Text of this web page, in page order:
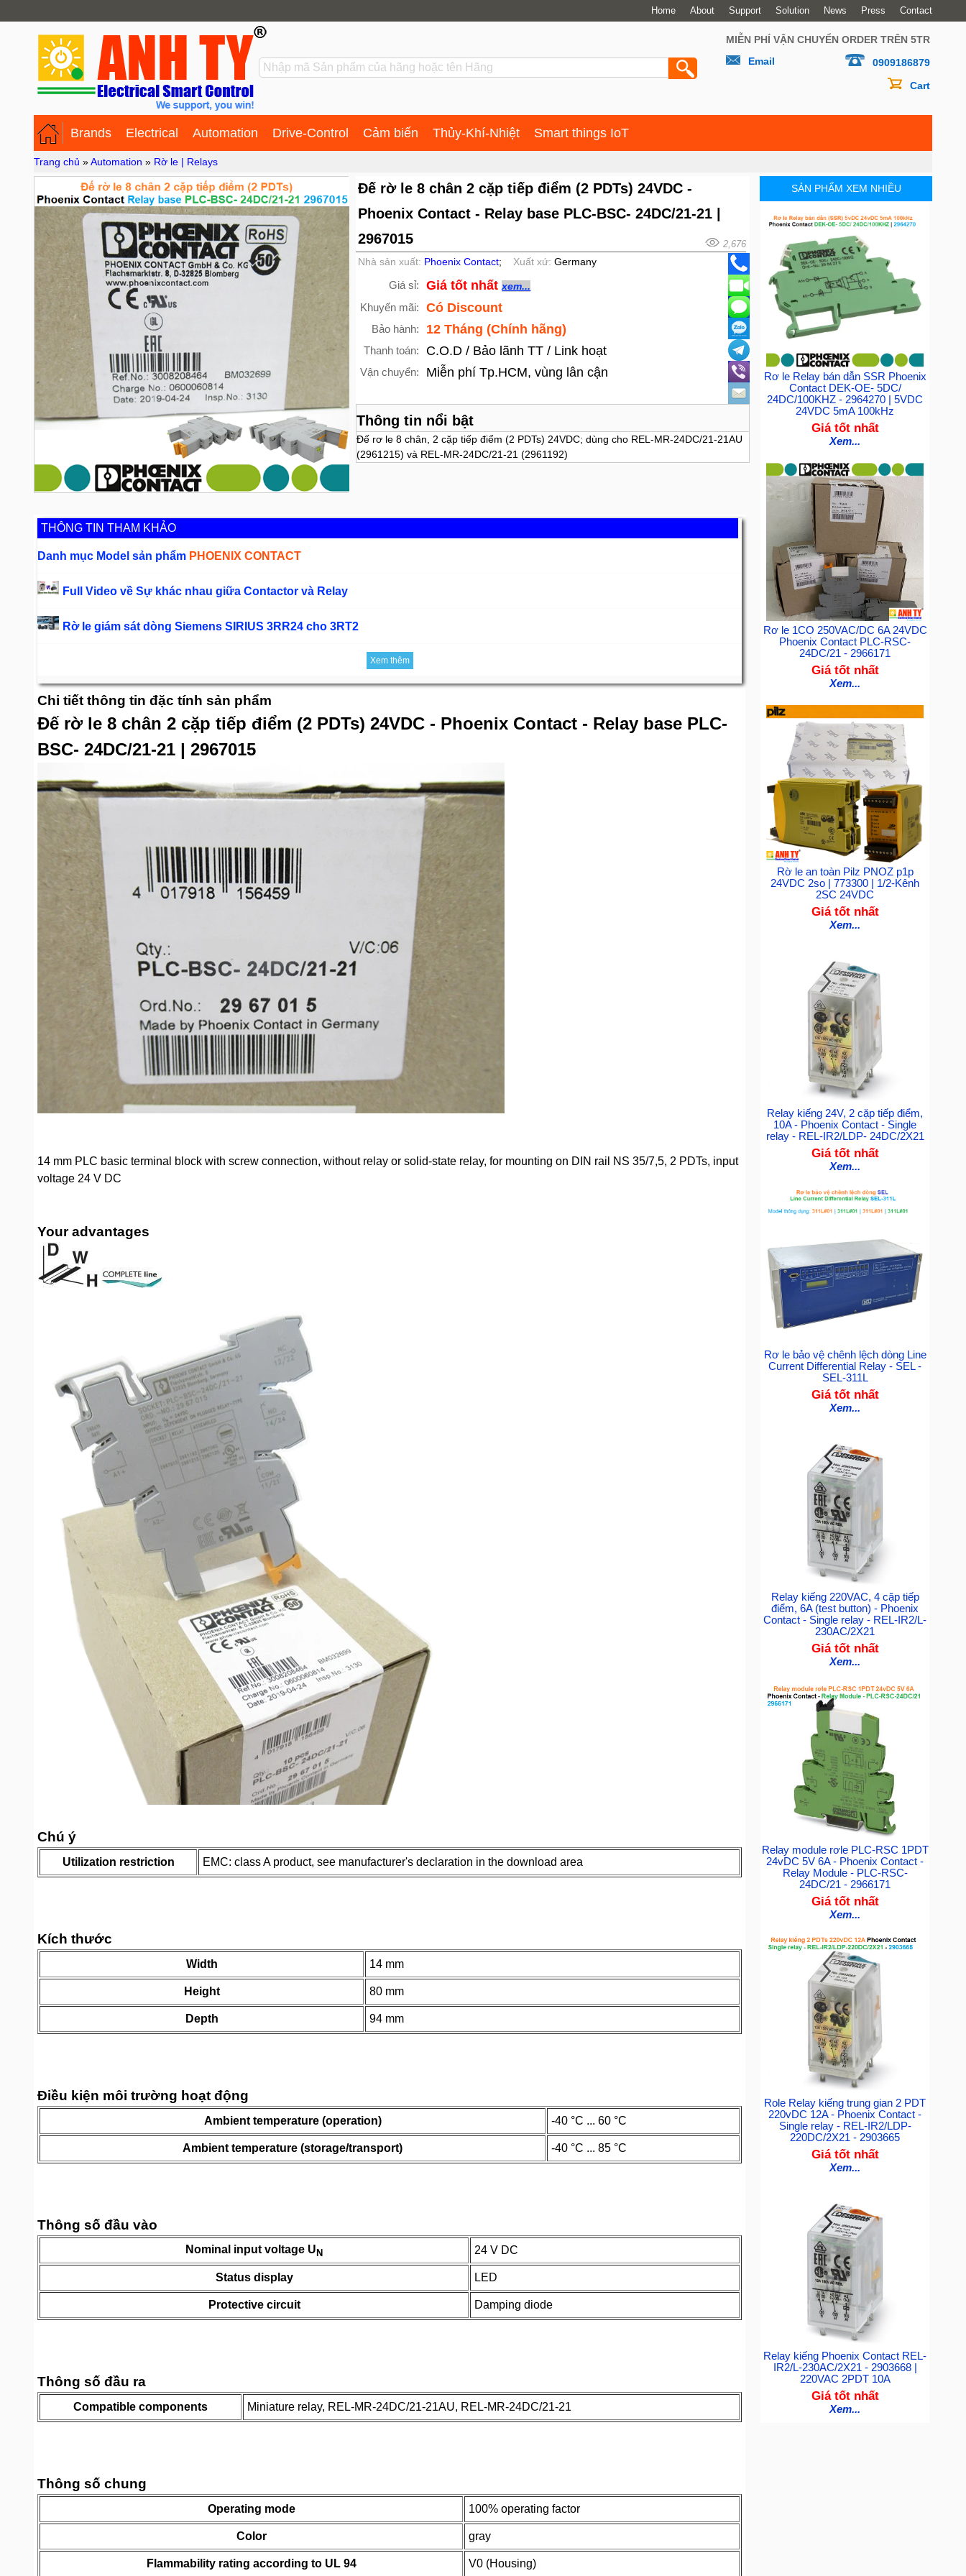
Home About Support Solution News Press Contact
MIỄN PHÍ VẬN CHUYỂN ORDER TRÊN 5TR
Email
0909186879
Cart
Brands Electrical Automation Drive-Control Cảm biến Thủy-Khí-Nhiệt Smart things IoT
Trang chủ »Automation » Rờ le | Relays
Đế rờ le 8 chân 2 cặp tiếp điểm (2 PDTs) 24VDC -
Phoenix Contact - Relay base PLC-BSC- 24DC/21-21 |
2967015
2,676
Nhà sản xuất: Phoenix Contact; Xuất xứ: Germany
Giá sỉ: Giá tốt nhấtxem...
Khuyến mãi: Có Discount
Bảo hành: 12 Tháng (Chính hãng)
Thanh toán: C.O.D / Bảo lãnh TT / Link hoạt
Vận chuyển: Miễn phí Tp.HCM, vùng lân cận
Thông tin nổi bật
Đế rơ le 8 chân, 2 cặp tiếp điểm (2 PDTs) 24VDC; dùng cho REL-MR-24DC/21-21AU
(2961215) và REL-MR-24DC/21-21 (2961192)
THÔNG TIN THAM KHẢO
Danh mục Model sản phẩm PHOENIX CONTACT
Full Video về Sự khác nhau giữa Contactor và Relay
Rờ le giám sát dòng Siemens SIRIUS 3RR24 cho 3RT2
Xem thêm
Chi tiết thông tin đặc tính sản phẩm
Đế rờ le 8 chân 2 cặp tiếp điểm (2 PDTs) 24VDC - Phoenix Contact - Relay base PLC-
BSC- 24DC/21-21 | 2967015
14 mm PLC basic terminal block with screw connection, without relay or solid-state relay, for mounting on DIN rail NS 35/7,5, 2 PDTs, input
voltage 24 V DC
Your advantages
Chú ý
Utilization restriction EMC: class A product, see manufacturer's declaration in the download area
Kích thước
Width 14 mm
Height 80 mm
Depth 94 mm
Điều kiện môi trường hoạt động
Ambient temperature (operation) -40 °C ... 60 °C
Ambient temperature (storage/transport) -40 °C ... 85 °C
Thông số đầu vào
Nominal input voltage U N 24 V DC
Status display LED
Protective circuit Damping diode
Thông số đầu ra
Compatible components Miniature relay, REL-MR-24DC/21-21AU, REL-MR-24DC/21-21
Thông số chung
Operating mode 100% operating factor
Color gray
Flammability rating according to UL 94 V0 (Housing)
SẢN PHẨM XEM NHIỀU
Rơ le Relay bán dẫn SSR Phoenix
Contact DEK-OE- 5DC/
24DC/100KHZ - 2964270 | 5VDC
24VDC 5mA 100kHz
Giá tốt nhất
Xem...
Rơ le 1CO 250VAC/DC 6A 24VDC
Phoenix Contact PLC-RSC-
24DC/21 - 2966171
Giá tốt nhất
Xem...
Rờ le an toàn Pilz PNOZ p1p
24VDC 2so | 773300 | 1/2-Kênh
2SC 24VDC
Giá tốt nhất
Xem...
Relay kiếng 24V, 2 cặp tiếp điểm,
10A - Phoenix Contact - Single
relay - REL-IR2/LDP- 24DC/2X21
Giá tốt nhất
Xem...
Rơ le bảo vệ chênh lệch dòng Line
Current Differential Relay - SEL -
SEL-311L
Giá tốt nhất
Xem...
Relay kiếng 220VAC, 4 cặp tiếp
điểm, 6A (test button) - Phoenix
Contact - Single relay - REL-IR2/L-
230AC/2X21
Giá tốt nhất
Xem...
Relay module rơle PLC-RSC 1PDT
24vDC 5V 6A - Phoenix Contact -
Relay Module - PLC-RSC-
24DC/21 - 2966171
Giá tốt nhất
Xem...
Role Relay kiếng trung gian 2 PDT
220vDC 12A - Phoenix Contact -
Single relay - REL-IR2/LDP-
220DC/2X21 - 2903665
Giá tốt nhất
Xem...
Relay kiếng Phoenix Contact REL-
IR2/L-230AC/2X21 - 2903668 |
220VAC 2PDT 10A
Giá tốt nhất
Xem...